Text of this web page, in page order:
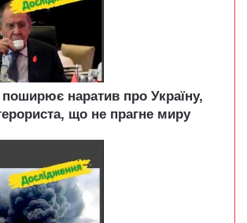
наратив про Україну,
що не прагне миру